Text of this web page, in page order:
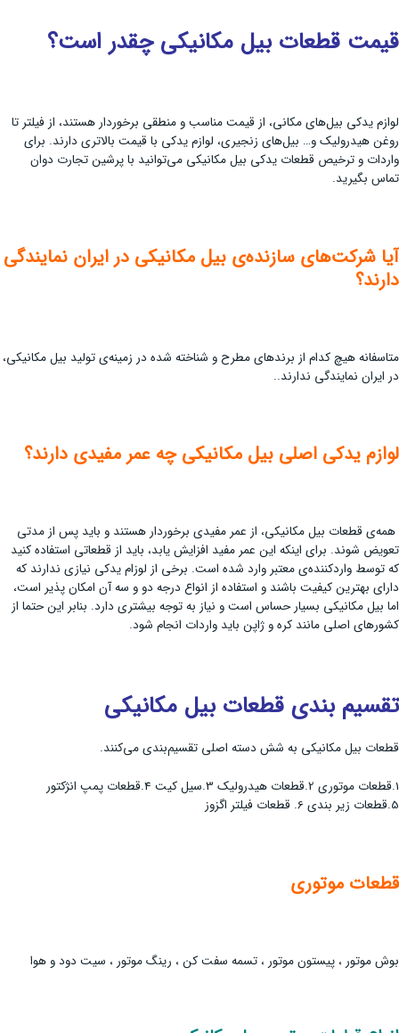
قیمت قطعات بیل مکانیکی چقدر است؟
لوازم یدکی بیل‌های مکانی، از قیمت مناسب و منطقی برخوردار هستند، از فیلتر تا
روغن هیدرولیک و… بیل‌های زنجیری، لوازم یدکی با قیمت بالاتری دارند. برای
واردات و ترخیص قطعات یدکی بیل مکانیکی می‌توانید با پرشین تجارت دوان
تماس بگیرید.
آیا شرکت‌های سازنده‌ی بیل مکانیکی در ایران نمایندگی
دارند؟
متاسفانه هیچ کدام از برندهای مطرح و شناخته شده‌ در زمینه‌ی تولید بیل مکانیکی،
در ایران نمایندگی ندارند..
لوازم یدکی اصلی بیل مکانیکی چه عمر مفیدی دارند؟
همه‌ی قطعات بیل مکانیکی، از عمر مفیدی برخوردار هستند و باید پس از مدتی
تعویض شوند. برای اینکه این عمر مفید افزایش یابد، باید از قطعاتی استفاده کنید
که توسط واردکننده‌ی معتبر وارد شده است. برخی از لوزام یدکی نیازی ندارند که
دارای بهترین کیفیت باشند و استفاده از انواع درجه دو و سه آن امکان پذیر است،
اما بیل مکانیکی بسیار حساس است و نیاز به توجه بیشتری دارد. بنابر این حتما از
کشورهای اصلی مانند کره و ژاپن باید واردات انجام شود.
تقسیم بندی قطعات بیل مکانیکی
قطعات بیل مکانیکی به شش دسته اصلی تقسیم‌بندی می‌کنند.
1.قطعات موتوری 2.قطعات هیدرولیک 3.سیل کیت 4.قطعات پمپ انژکتور
5.قطعات زیر بندی 6. قطعات فیلتر اگزوز
قطعات موتوری
بوش موتور ، پیستون موتور ، تسمه سفت کن ، رینگ موتور ، سیت دود و هوا